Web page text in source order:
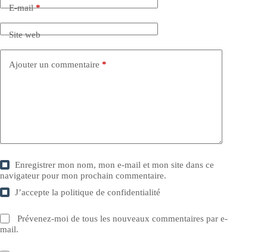
E-mail*
Site web
Ajouter un commentaire *
Enregistrer mon nom, mon e-mail et mon site dans ce
navigateur pour mon prochain commentaire.
J’accepte lapolitique de confidentialité
Prévenez-moi de tous les nouveaux commentaires par e-
mail.